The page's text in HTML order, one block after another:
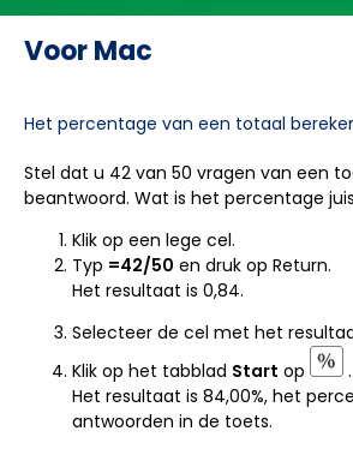
Voor Mac
Het percentage van een totaal
Stel dat u 42 van 50 vragen van een
beantwoord. Wat is het percentage
Klik op een lege cel.
Typ =42/50 en druk op Return.
Het resultaat is 0,84.
Selecteer de cel met het
Klik op het tabblad Start op
.
Het resultaat is 84,00%, het
antwoorden in de toets.